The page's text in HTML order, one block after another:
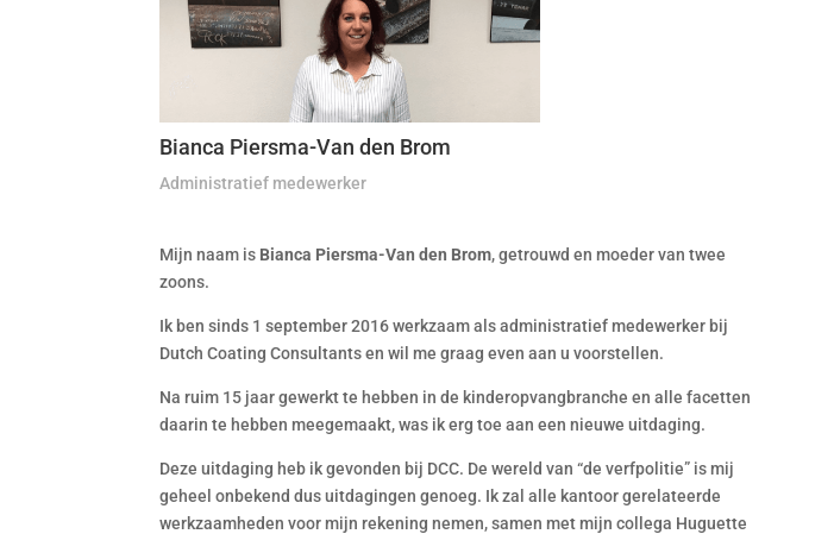
Bianca Piersma-Van den Brom
Administratief medewerker
Mijn naam is Bianca Piersma-Van den Brom, getrouwd en moeder van twee
zoons.
Ik ben sinds 1 september 2016 werkzaam als administratief medewerker bij
Dutch Coating Consultants en wil me graag even aan u voorstellen.
Na ruim 15 jaar gewerkt te hebben in de kinderopvangbranche en alle facetten
daarin te hebben meegemaakt, was ik erg toe aan een nieuwe uitdaging.
Deze uitdaging heb ik gevonden bij DCC. De wereld van “de verfpolitie” is mij
geheel onbekend dus uitdagingen genoeg. Ik zal alle kantoor gerelateerde
werkzaamheden voor mijn rekening nemen, samen met mijn collega Huguette